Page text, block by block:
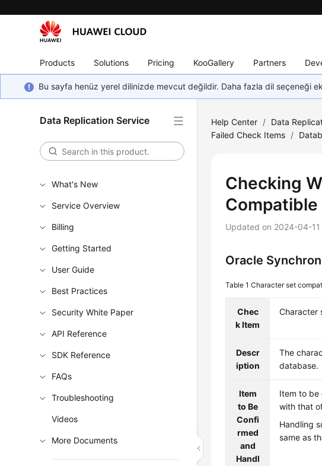
Products Solutions Pricing KooGallery Partners
Bu sayfa henüz yerel dilinizde mevcut değildir. Daha fazla dil seçeneği
Data Replication Service
What's New
Service Overview
Billing
Getting Started
User Guide
Best Practices
Security White Paper
API Reference
SDK Reference
FAQs
Troubleshooting
Videos
More Documents
Help Center / Data
Failed Check Items /
Checking
Compatible
Updated on 2024-04-
Oracle
Table 1Character set
Chec
k Item
Character
Descr
iption
The
database.
Item
to Be
Confi
rmed
and
Handl
Item to be
with that
Handling
same as